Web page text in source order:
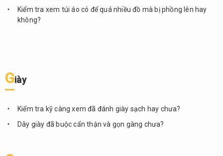
Chăm
phục
Biz
7.
Kiểm tra xem túi áo có để quá nhiều đồ mà bị phồng lên hay
không?
Giày
Kiểm tra kỹ càng xem đã đánh giày sạch hay chưa?
Dây giày đã buộc cẩn thận và gọn gàng chưa?